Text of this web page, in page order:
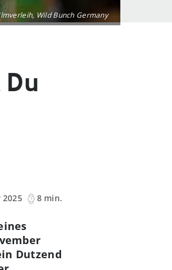
Wild Bunch Germany
2025
8 min.
Dutzend